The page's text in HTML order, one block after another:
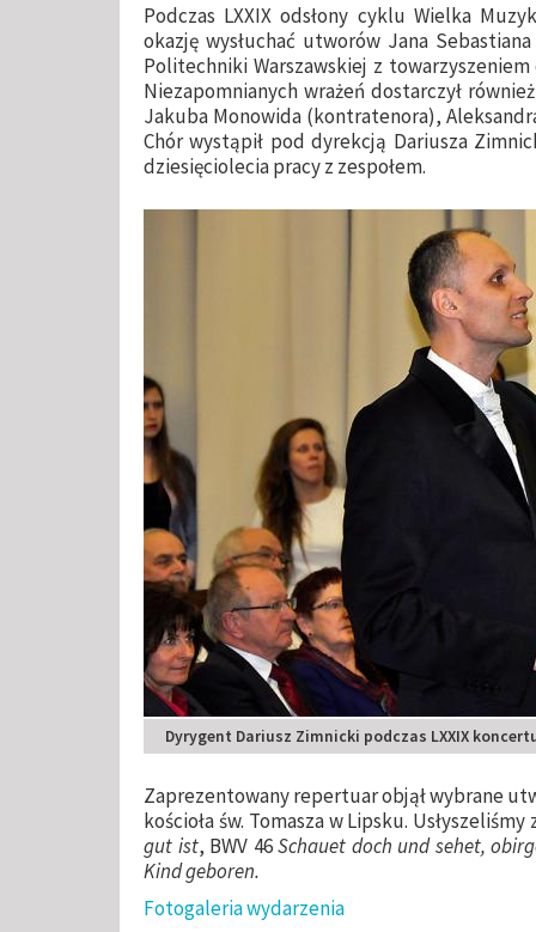
Podczas LXXIX odsłony cyklu Wielka
okazję wysłuchać utworów Jana
Politechniki Warszawskiej z
Niezapomnianych wrażeń dostarczył
Jakuba Monowida (kontratenora),
Chór wystąpił pod dyrekcją Dariusza
dziesięciolecia pracy z zespołem.
Dyrygent Dariusz Zimnicki podczas LXXIX
Zaprezentowany repertuar objął wybrane
kościoła św. Tomasza w Lipsku.
gut ist, BWV 46Schauet doch und sehet,
Kind geboren.
Fotogaleria wydarzenia